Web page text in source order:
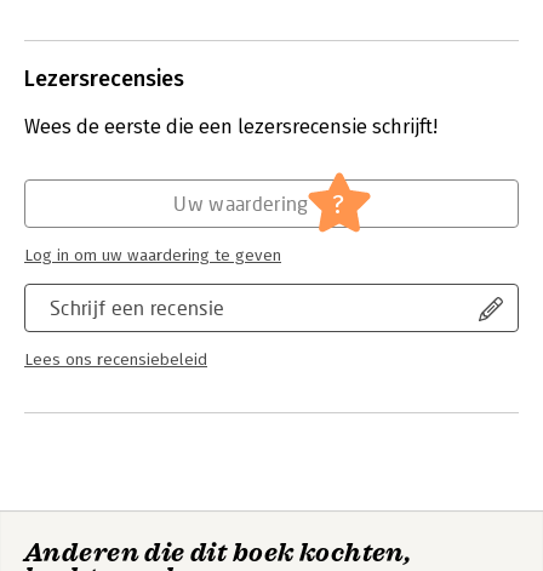
Lezersrecensies
Wees de eerste die een lezersrecensie schrijft!
Schrijf een recensie
Lees ons recensiebeleid
Uw waardering ?
Log in om uw waardering te geven
Anderen die dit boek kochten,